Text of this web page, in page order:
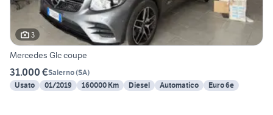
3
Mercedes Glc coupe
31.000 €Salerno(SA)
Usato
01/2019 160000 Km Diesel Automatico Euro 6e